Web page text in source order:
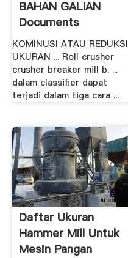
BAHAN GALIAN
Documents
KOMINUSI ATAU REDUKSI
UKURAN ... Roll crusher
crusher breaker mill b. ...
dalam classifier dapat
terjadi dalam tiga cara ...
Daftar Ukuran
Hammer Mill Untuk
Mesin Pangan